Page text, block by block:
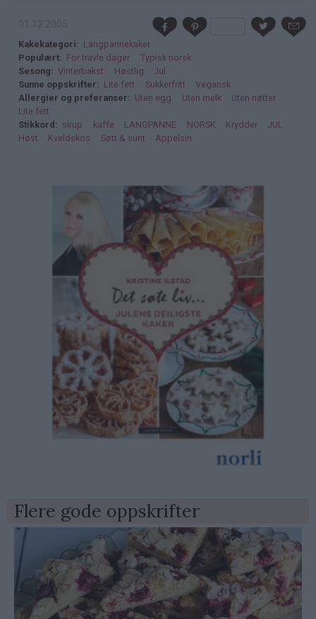
Kakekategori
Langpannekaker
Populært
For travle dager
Typisk norsk
Sesong
Vinterbakst Høstlig
Jul
Sunne oppskrifter
Lite fett Sukkerfritt
Vegansk
Allergier og preferanser
Uten egg Uten melk
Uten nøtter
Lite fett
Stikkord
sirup kaffe LANGPANNE NORSK Krydder
JUL
Høst
Kveldskos Søtt & sunt Appelsin